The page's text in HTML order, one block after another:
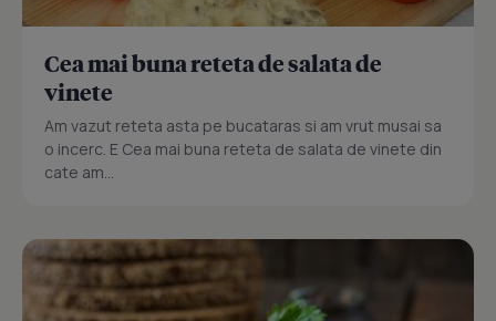
Cea mai buna reteta de salata de
vinete
Am vazut reteta asta pe bucataras si am vrut musai sa
o incerc. E Cea mai buna reteta de salata de vinete din
cate am...